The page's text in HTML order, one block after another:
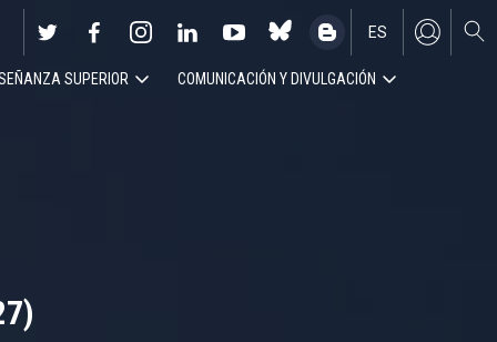
EN
ES
SUPERIOR COMUNICACIÓN Y DIVULGACIÓN